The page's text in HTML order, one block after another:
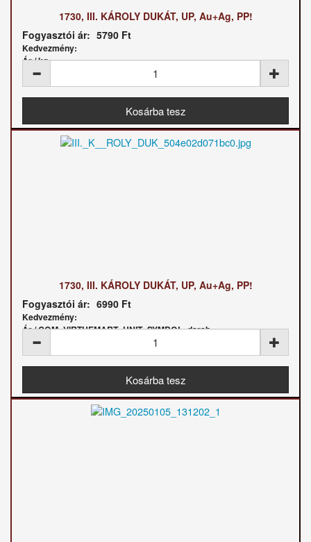
1730, III. KÁROLY DUKÁT, UP, Au+Ag, PP!
Fogyasztói ár: 5790 Ft
Kedvezmény:
Ár / kg:
1730, III. KÁROLY DUKÁT, UP, Au+Ag, PP!
Fogyasztói ár: 6990 Ft
Kedvezmény:
Ár / COM_VIRTUEMART_UNIT_SYMBOL_darab: